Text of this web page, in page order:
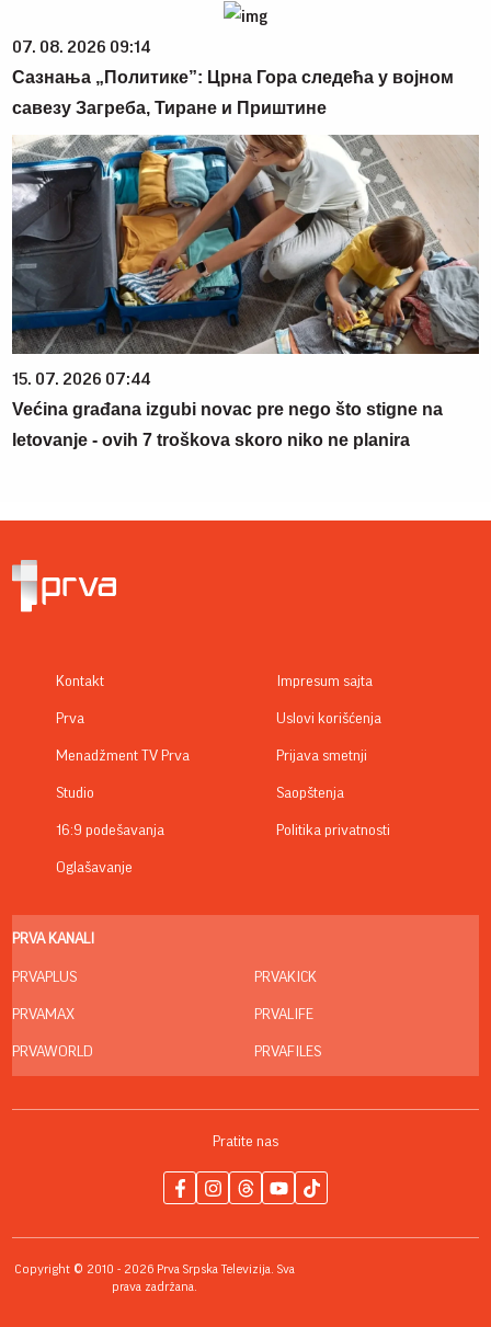
07. 08. 2026 09:14
Сазнања „Политике”: Црна Гора следећа у војном
савезу Загреба, Тиране и Приштине
15. 07. 2026 07:44
Većina građana izgubi novac pre nego što stigne na
letovanje - ovih 7 troškova skoro niko ne planira
Kontakt
Prva
Menadžment TV Prva
Studio
16:9 podešavanja
Oglašavanje
Impresum sajta
Uslovi korišćenja
Prijava smetnji
Saopštenja
Politika privatnosti
PRVA KANALI
PRVAPLUS
PRVAMAX
PRVAWORLD
PRVAKICK
PRVALIFE
PRVAFILES
Pratite nas
Copyright © 2010 - 2026 Prva Srpska Televizija. Sva
prava zadržana.